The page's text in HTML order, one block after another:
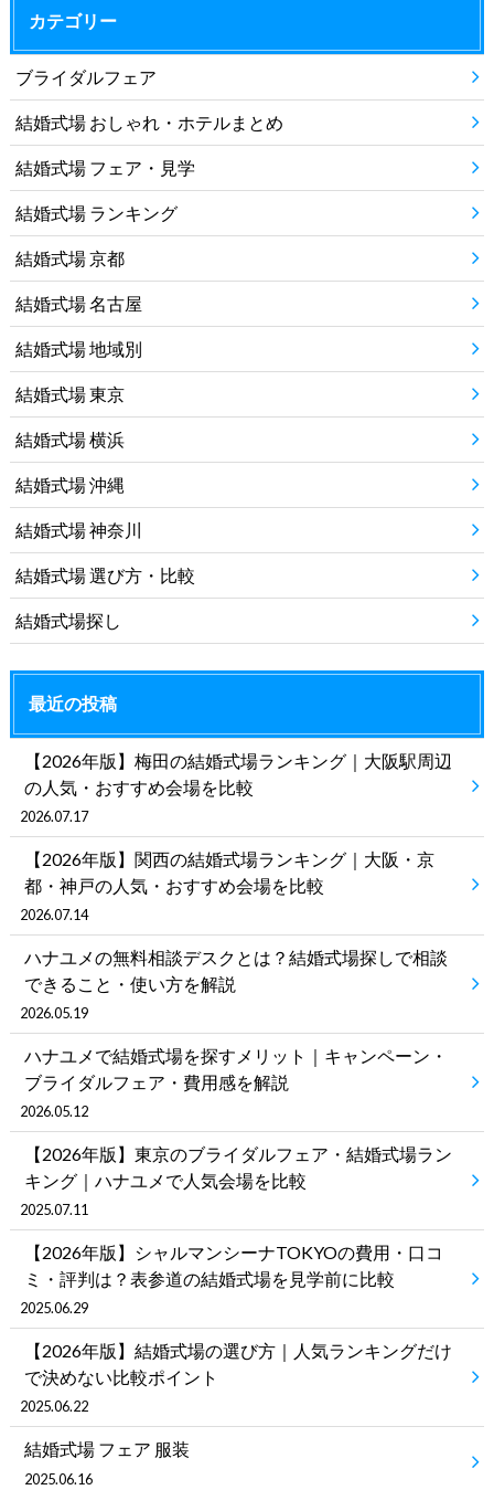
カテゴリー
ブライダルフェア
結婚式場 おしゃれ・ホテルまとめ
結婚式場 フェア・見学
結婚式場 ランキング
結婚式場 京都
結婚式場 名古屋
結婚式場 地域別
結婚式場 東京
結婚式場 横浜
結婚式場 沖縄
結婚式場 神奈川
結婚式場 選び方・比較
結婚式場探し
最近の投稿
【2026年版】梅田の結婚式場ランキング｜大阪駅周辺
の人気・おすすめ会場を比較
2026.07.17
【2026年版】関西の結婚式場ランキング｜大阪・京
都・神戸の人気・おすすめ会場を比較
2026.07.14
ハナユメの無料相談デスクとは？結婚式場探しで相談
できること・使い方を解説
2026.05.19
ハナユメで結婚式場を探すメリット｜キャンペーン・
ブライダルフェア・費用感を解説
2026.05.12
【2026年版】東京のブライダルフェア・結婚式場ラン
キング｜ハナユメで人気会場を比較
2025.07.11
【2026年版】シャルマンシーナTOKYOの費用・口コ
ミ・評判は？表参道の結婚式場を見学前に比較
2025.06.29
【2026年版】結婚式場の選び方｜人気ランキングだけ
で決めない比較ポイント
2025.06.22
結婚式場 フェア 服装
2025.06.16